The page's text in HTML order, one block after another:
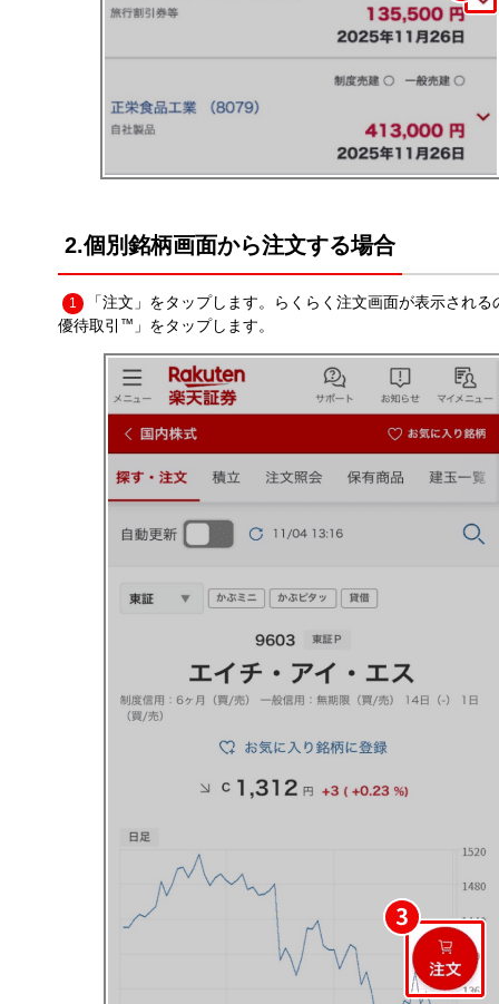
2.個別銘柄画面から注文する場合
1
「注文」をタップします。らくらく注文画面が表示される
優待取引
™ 」をタップします。